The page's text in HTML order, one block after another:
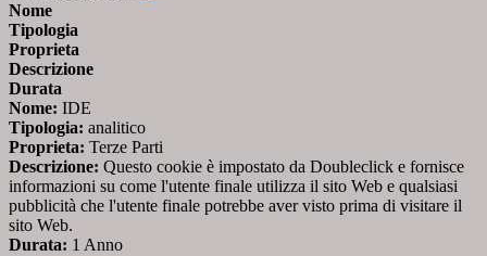
Nome
Tipologia
Proprieta
Descrizione
Durata
Nome: IDE
Tipologia: analitico
Proprieta: Terze Parti
Descrizione: Questo cookie è impostato da Doubleclick e fornisce
informazioni su come l'utente finale utilizza il sito Web e qualsiasi
pubblicità che l'utente finale potrebbe aver visto prima di visitare il
sito Web.
Durata: 1 Anno